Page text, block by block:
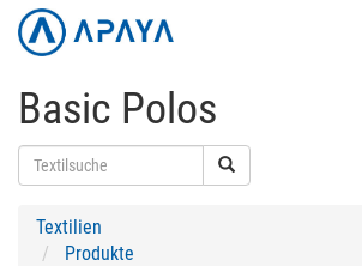
Basic Polos
Textilien
Produkte